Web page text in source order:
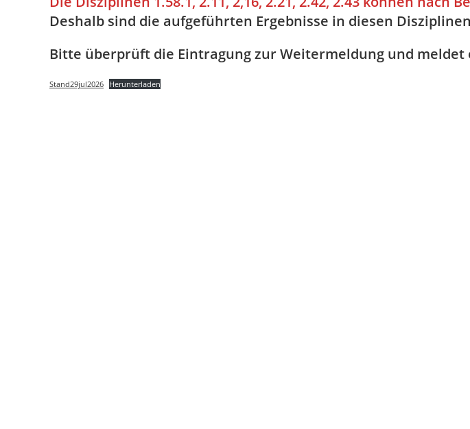
Deshalb sind die aufgeführten Ergebnisse in diesen
Bitte überprüft die Eintragung zur Weitermeldung und
Stand29jul2026 Herunterladen